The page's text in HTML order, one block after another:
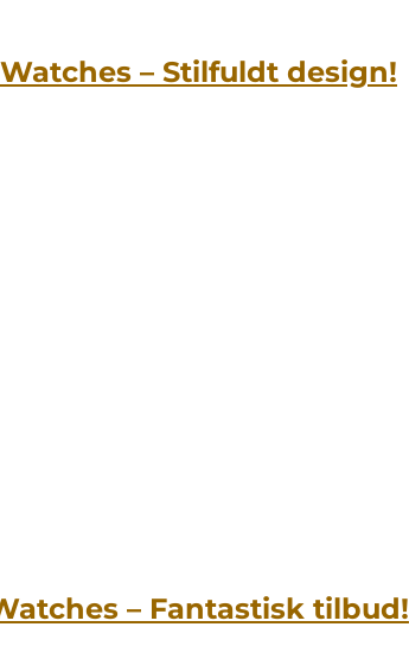
– Stilfuldt design!
– Fantastisk tilbud!